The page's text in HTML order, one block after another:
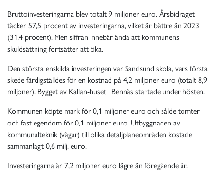
Bruttoinvesteringarna blev totalt 9 miljoner euro. Årsbidraget
täcker 57,5 procent av investeringarna, vilket är bättre än 2023
(31,4 procent). Men siffran innebär ändå att kommunens
skuldsättning fortsätter att öka.
Den största enskilda investeringen var Sandsund skola, vars första
skede färdigställdes för en kostnad på 4,2 miljoner euro (totalt 8,9
miljoner). Bygget av Kallan-huset i Bennäs startade under hösten.
Kommunen köpte mark för 0,1 miljoner euro och sålde tomter
och fast egendom för 0,1 miljoner euro. Utbyggnaden av
kommunalteknik (vägar) till olika detaljplaneområden kostade
sammanlagt 0,6 milj. euro.
Investeringarna är 7,2 miljoner euro lägre än föregående år.